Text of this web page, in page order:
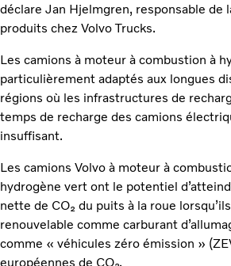
déclare Jan Hjelmgren, responsable de
produits chez Volvo Trucks.
Les camions à moteur à combustion à
particulièrement adaptés aux longues
régions où les infrastructures de
temps de recharge des camions
insuffisant.
Les camions Volvo à moteur à
hydrogène vert ont le potentiel
nette de CO₂ du puits à la roue
renouvelable comme carburant
comme « véhicules zéro émission »
européennes de CO₂.